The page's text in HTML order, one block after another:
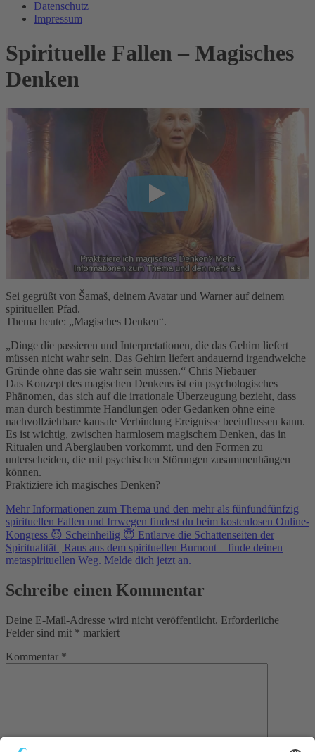
Datenschutz
Impressum
Spirituelle Fallen – Magisches
Denken
Sei gegrüßt von Šamaš, deinem Avatar und Warner auf deinem
spirituellen Pfad.
Thema heute: „Magisches Denken“.
„Dinge die passieren und Interpretationen, die das Gehirn liefert
müssen nicht wahr sein. Das Gehirn liefert andauernd irgendwelche
Gründe ohne das sie wahr sein müssen.“ Chris Niebauer
Das Konzept des magischen Denkens ist ein psychologisches
Phänomen, das sich auf die irrationale Überzeugung bezieht, dass
man durch bestimmte Handlungen oder Gedanken ohne eine
nachvollziehbare kausale Verbindung Ereignisse beeinflussen kann.
Es ist wichtig, zwischen harmlosem magischem Denken, das in
Ritualen und Aberglauben vorkommt, und den Formen zu
unterscheiden, die mit psychischen Störungen zusammenhängen
können.
Praktiziere ich magisches Denken?
Mehr Informationen zum Thema und den mehr als fünfundfünfzig
spirituellen Fallen und Irrwegen findest du beim kostenlosen Online-
Kongress 😈 Scheinheilig 😇 Entlarve die Schattenseiten der
Spiritualität | Raus aus dem spirituellen Burnout – finde deinen
metaspirituellen Weg. Melde dich jetzt an.
Schreibe einen Kommentar
Deine E-Mail-Adresse wird nicht veröffentlicht. Erforderliche
Felder sind mit * markiert
Kommentar *